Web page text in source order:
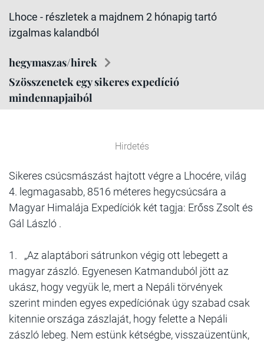
Lhoce - részletek a majdnem 2 hónapig tartó
izgalmas kalandból
hegymaszas/hirek
Szösszenetek egy sikeres expedíció
mindennapjaiból
Hirdetés
Sikeres csúcsmászást hajtott végre a Lhocére, világ
4. legmagasabb, 8516 méteres hegycsúcsára a
Magyar Himalája Expedíciók két tagja: Erőss Zsolt és
Gál László .
1. „Az alaptábori sátrunkon végig ott lebegett a
magyar zászló. Egyenesen Katmanduból jött az
ukász, hogy vegyük le, mert a Nepáli törvények
szerint minden egyes expedíciónak úgy szabad csak
kitennie országa zászlaját, hogy felette a Nepáli
zászló lebeg. Nem estünk kétségbe, visszaüzentünk,